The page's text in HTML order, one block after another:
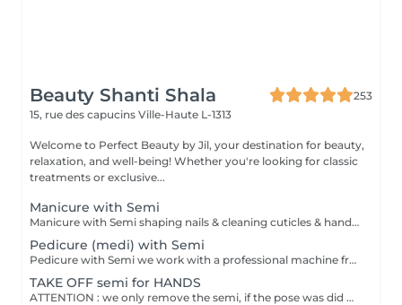
Beauty Shanti Shala
253
15, rue des capucins Ville-Haute L-1313
Welcome to Perfect Beauty by Jil, your destination for beauty,
relaxation, and well-being! Whether you're looking for classic
treatments or exclusive...
Manicure with Semi
Manicure with Semi shaping nails & cleaning cuticles & hand massage Polish = normal polish, which one you can easily take off with dissolute. Stay 2-4 days for hands, 1 month for feet and take 30min to dry. Semi = we dry it under a LEDlight and should be taken off in the salon (removing is included in the price). Stay -> till 3 weeks for hands, 4-5 weeks for feet and will be dry immediately. Can damage your nails by doing it to offen without a break.
Pedicure (medi) with Semi
Pedicure with Semi we work with a professional machine from the brand RUCK, feetbath, cuting & polishing nails, taking off of the dead skin ( cuting and/or polishing), cleaning from the cuticles, ingrowing nails and corn eye will be treated Polish = normal polish, which one you can easily take off with dissolute. Stay 2-4 days for hands, 1 month for feet and take 30min to dry. Semi = we dry it under a LEDlight and should be taken off in the salon (removing is included in the price). Stay -> till 3 weeks for hands, 4-5 weeks for feet and will be dry immediately. Can damage your nails by doing it to offen without a break
TAKE OFF semi for HANDS
ATTENTION : we only remove the semi, if the pose was did by Perfect Beauty and the remove is included in the price of the pose. Unfortunately, all clients who book an appoitement with a pose from an other artist will be refused and will be charged for blocking the shedule. Sorry for this thank you for your understanding